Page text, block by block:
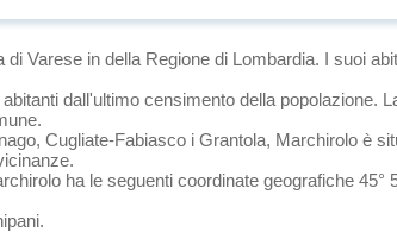
di Varese in della Regione di Lombardia. I suoi
dall'ultimo censimento della popolazione.
, Cugliate-Fabiasco i Grantola, Marchirolo è
ha le seguenti coordinate geografiche 45°